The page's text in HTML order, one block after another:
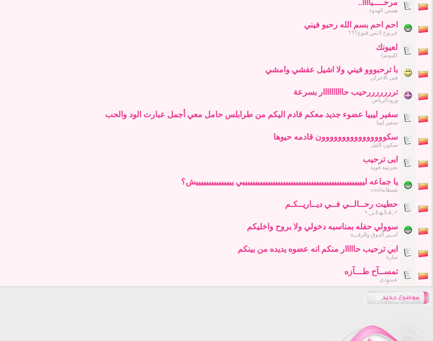
مرحــــباااا..
همس الهدوء
احم احم بسم الله رحبو فيني
جربوع لابس قبوع؟؟؟
لعيونك
كليوبترا
با ترحبووو فيني ولا اشيل عفشي وامشي
فتى الاحزان
ترررررررحيب حاااااااااار بسرعة
ورودالرياض
سفير ليبيا عضوء جديد معكم قادم اليكم من طرابلس حامل معي أجمل عبارت الود والحب
سفير ليبيا
سكوووووووووووووووون قادمه حيوها
سكون الليل
ابى ترحيب
بحرينيه قويه
يا جماعه لييييييييييييييييييييييييييييييييييييييييييييييييي يييييييييييييييش؟
شيطانةcool
حطيت رحــالــي فــي ديــاريــكـم
'•.¸قـ§ـهـ§ـر¸.•'
سوولي حفله بمناسبه دخولي ولا بروح واخليكم
أمــير الذوق والرقـــة
ابي ترحيب حااااار منكم انه عضوه يديده من بينكم
سارة
تمســآح طـــآزه
عـبـوٍدي